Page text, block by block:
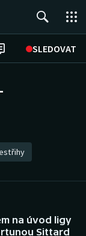
SLEDOVAT
na úvod ligy
Sittard